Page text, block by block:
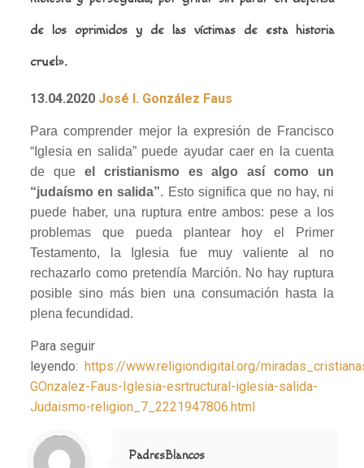
de los oprimidos y de las víctimas de esta historia
cruel».
13.04.2020 José I. González Faus
Para comprender mejor la expresión de Francisco
“Iglesia en salida” puede ayudar caer en la cuenta
de queel cristianismo es algo así como un
“judaísmo en salida”. Esto significa que no hay, ni
puede haber, una ruptura entre ambos: pese a los
problemas que pueda plantear hoy el Primer
Testamento, la Iglesia fue muy valiente al no
rechazarlo como pretendía Marción. No hay ruptura
posible sino más bien una consumación hasta la
plena fecundidad.
Para seguir
leyendo: https://www.religiondigital.org/
GOnzalez-Faus-Iglesia-esrtructural-iglesia-salida-
Judaismo-religion_7_2221947806.html
Notice
: Trying to access array offset on value of type null in
/home/misioner/public_html/padresblancos/themes/betheme/includes/content-single.php
on line
286
PadresBlancos